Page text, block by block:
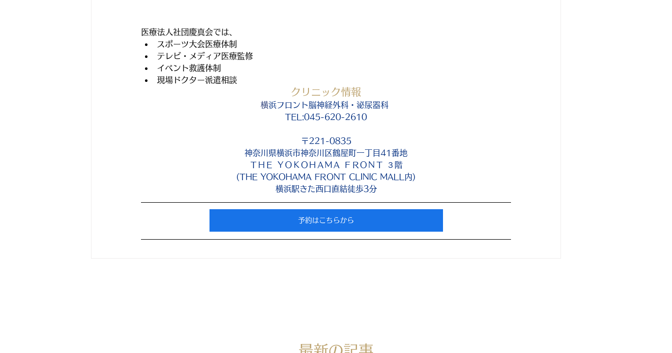
医療法人社団慶真会では、
スポーツ大会医療体制
テレビ・メディア医療監修
イベント救護体制
現場ドクター派遣相談
クリニック情報
​横浜フロント脳神経外科・泌尿器科
TEL:045-620-2610
〒221-0835
神奈川県横浜市神奈川区鶴屋町一丁目41番地
ＴＨＥ ＹＯＫＯＨＡＭＡ ＦＲＯＮＴ ３階
(THE YOKOHAMA FRONT CLINIC MALL内)
横浜駅きた西口直結徒歩3分
予約はこちらから